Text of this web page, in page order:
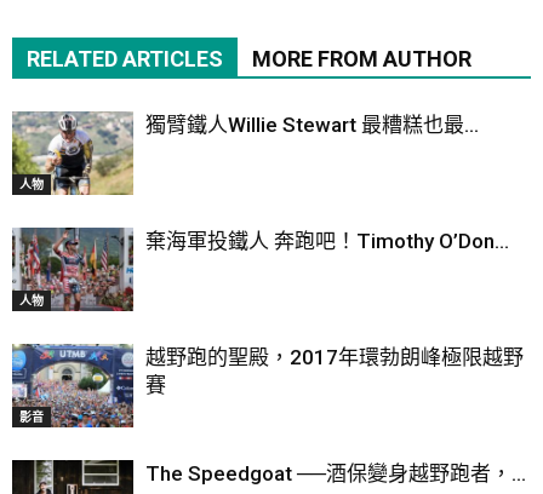
RELATED ARTICLES MORE FROM AUTHOR
人物
獨臂鐵人Willie Stewart 最糟糕也最...
人物
棄海軍投鐵人 奔跑吧！Timothy O’Don...
影音
越野跑的聖殿，2017年環勃朗峰極限越野
賽
The Speedgoat ──酒保變身越野跑者，...